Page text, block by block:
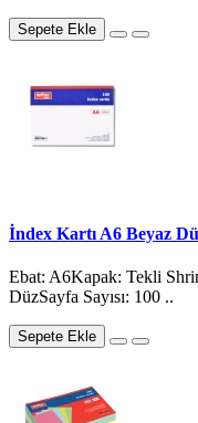
Sepete Ekle
İndex Kartı A6 Beyaz
Ebat: A6Kapak: Tekli
DüzSayfa Sayısı: 100 ..
Sepete Ekle